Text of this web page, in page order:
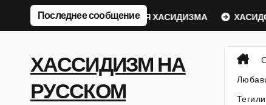
Перейти
Последнее сообщение
Ребе ФИЛОСОФИЯ ХАСИДИЗМА ХАСИДСКИЕ
ХАССИДИЗМ НА
РУССКОМ